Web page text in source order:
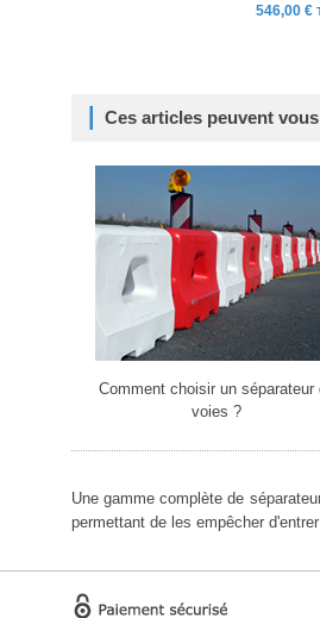
546,00 €
Ces articles peuvent
Comment choisir un séparateur
voies ?
Une gamme complète de
permettant de les empêcher